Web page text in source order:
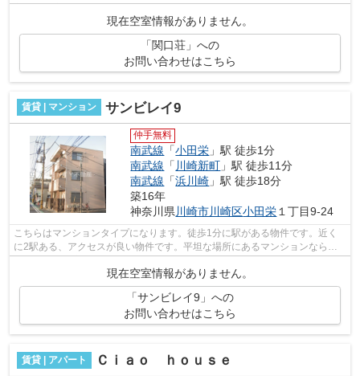
良好な快適の物件です。こちらの物件は...
現在空室情報がありません。
「関口荘」への
お問い合わせはこちら
賃貸 | マンション サンビレイ9
仲手無料
南武線 「小田栄 」駅 徒歩1分
南武線 「 川崎新町 」駅 徒歩11分
南武線 「浜川崎 」駅 徒歩18分
築16年
神奈川県川崎市川崎区小田栄１丁目9-24
こちらはマンションタイプになります。徒歩1分に駅がある物件です。近く
に2駅ある、アクセスが良い物件です。平坦な場所にあるマンションなら毎
現在空室情報がありません。
「サンビレイ9」への
お問い合わせはこちら
賃貸 | アパート Ｃｉａｏ ｈｏｕｓｅ